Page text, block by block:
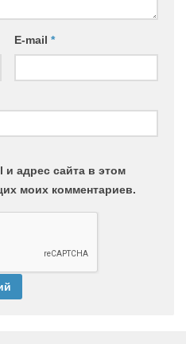
E-mail *
адрес сайта в этом
моих комментариев.